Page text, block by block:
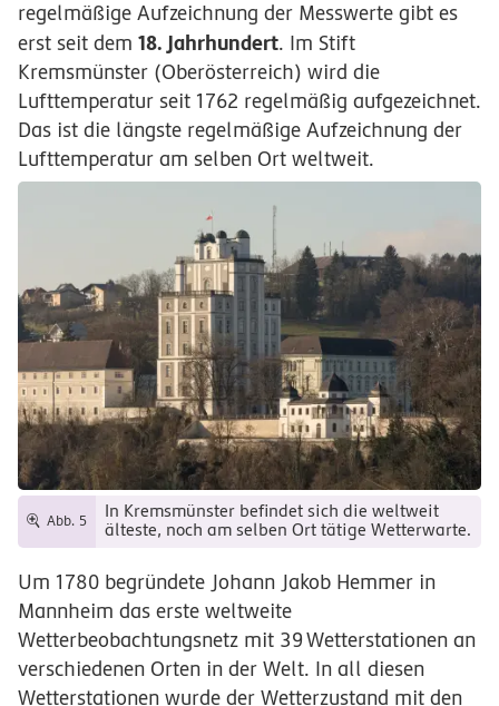
regelmäßige Aufzeichnung der Messwerte gibt es
erst seit dem 18. Jahrhundert. Im Stift
Kremsmünster (Oberösterreich) wird die
Lufttemperatur seit 1762 regelmäßig aufgezeichnet.
Das ist die längste regelmäßige Aufzeichnung der
Lufttemperatur am selben Ort weltweit.
Abb. 5
In Kremsmünster befindet sich die weltweit
älteste, noch am selben Ort tätige Wetterwarte.
Um 1780 begründete Johann Jakob Hemmer in
Mannheim das erste weltweite
Wetterbeobachtungsnetz mit 39Wetterstationen an
verschiedenen Orten in der Welt. In all diesen
Wetterstationen wurde der Wetterzustand mit den